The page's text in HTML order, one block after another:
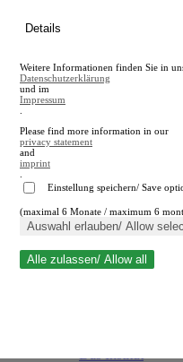
en
A
A
Suche schließen
Details
Weitere Informationen finden Sie in
Datenschutzerklärung
und im
Impressum
Please find more information in our
privacy statement
and
imprint
Einstellung speichern/ Save
(maximal 6 Monate / maximum 6
Auswahl erlauben/ Allow
Alle zulassen/ Allow all